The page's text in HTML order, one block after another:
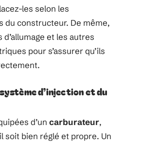
les selon les
du constructeur. De même,
et les autres
pour s’assurer qu’ils
d’injection et du
d’un carburateur,
soit bien réglé et propre. Un